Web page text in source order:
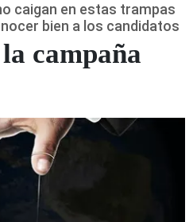
caigan en estas trampas
bien a los candidatos
campaña